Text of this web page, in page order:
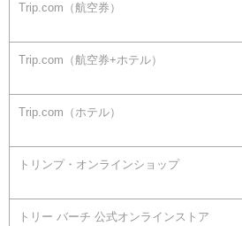
Trip.com（航空券）
Trip.com（航空券+ホテル）
Trip.com（ホテル）
トリンプ・オンラインショップ
トリー バーチ 公式オンラインストア